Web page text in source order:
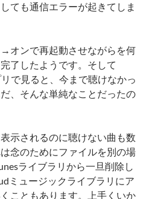
ても通信エラーが起きてしま
オンで再起動させながらを何
了したようです。そして
で見ると、今まで聴けなかっ
、そんな単純なことだったの
示されるのに聴けない曲も数
念のためにファイルを別の場
ライブラリから一旦削除し
ミュージックライブラリにア
こともあります。上手くいか